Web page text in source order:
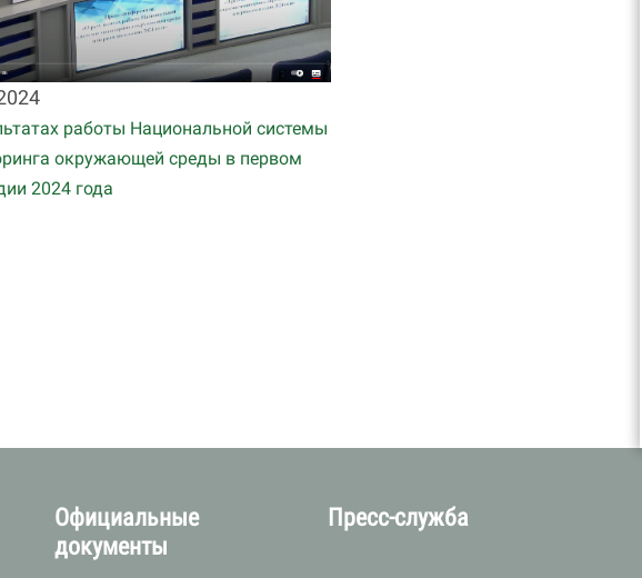
работы Национальной системы
окружающей среды в первом
2024 года
Официальные
документы
Пресс-служба